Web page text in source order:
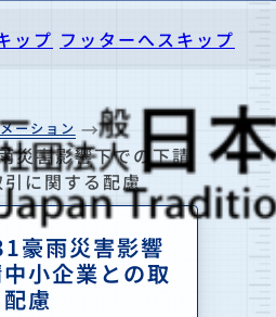
ップ フッターへスキップ
ーション
災害影響下での下請
引に関する配慮
豪雨災害影響
小企業との取
慮